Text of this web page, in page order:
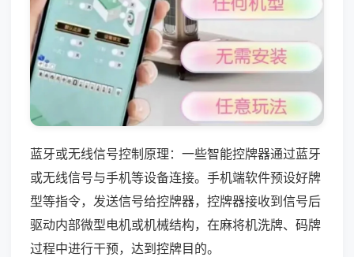
蓝牙或无线信号控制原理：一些智能控牌器通过蓝牙
或无线信号与手机等设备连接。手机端软件预设好牌
型等指令，发送信号给控牌器，控牌器接收到信号后
驱动内部微型电机或机械结构，在麻将机洗牌、码牌
过程中进行干预，达到控牌目的。